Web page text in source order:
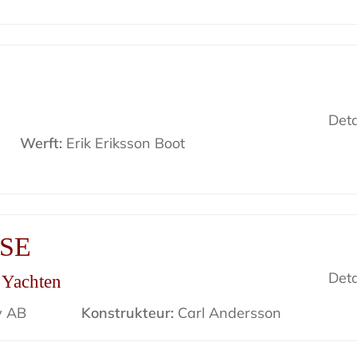
Werft:Erik Eriksson Boot
AB Konstrukteur:Carl Andersson